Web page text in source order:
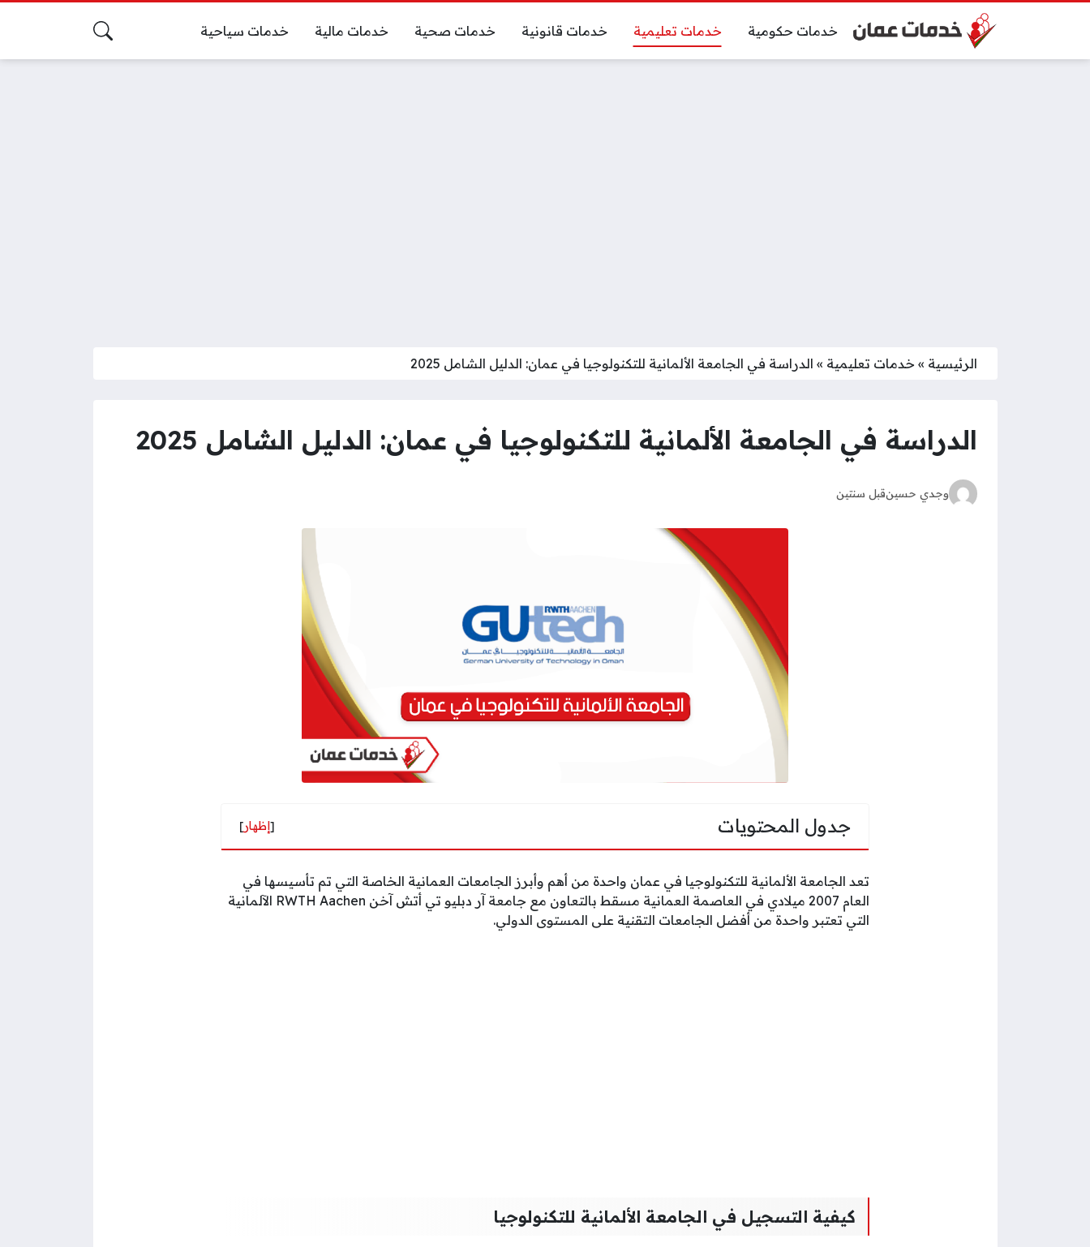
خدمات حكومية خدمات تعليمية خدمات قانونية خدمات صحية خدمات مالية خدمات سياحية
الرئيسية » خدمات تعليمية » الدراسة في الجامعة الألمانية للتكنولوجيا في عمان: الدليل الشامل 2025
الدراسة في الجامعة الألمانية للتكنولوجيا في عمان: الدليل الشامل 2025
وجدي حسينقبل سنتين
جدول المحتويات [إظهار]
تعد الجامعة الألمانية للتكنولوجيا في عمان واحدة من أهم وأبرز الجامعات العمانية الخاصة التي تم تأسيسها في
العام 2007 ميلادي في العاصمة العمانية مسقط بالتعاون مع جامعة آر دبليو تي أتش آخن RWTH Aachen الآلمانية
التي تعتبر واحدة من أفضل الجامعات التقنية على المستوى الدولي.
كيفية التسجيل في الجامعة الألمانية للتكنولوجيا